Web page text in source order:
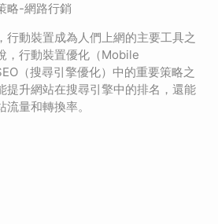
略-網路行銷
行動裝置成為人們上網的主要工具之
，行動裝置優化（Mobile
（搜尋引擎優化）中的重要策略之
提升網站在搜尋引擎中的排名，還能
量和轉換率。